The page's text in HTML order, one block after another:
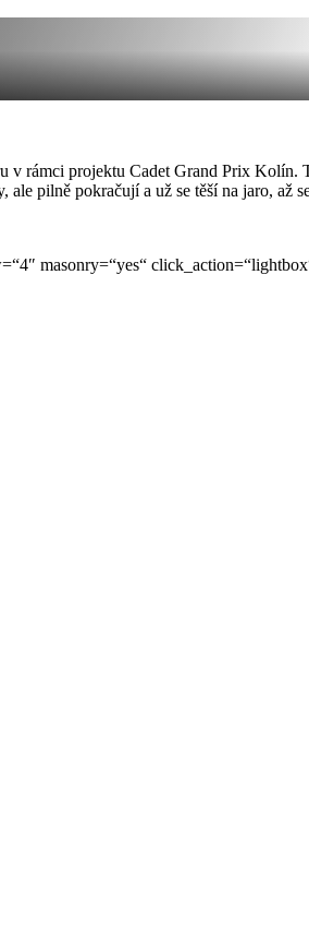
v rámci projektu Cadet Grand Prix
pilně pokračují a už se těší na jaro, až
masonry=“yes“